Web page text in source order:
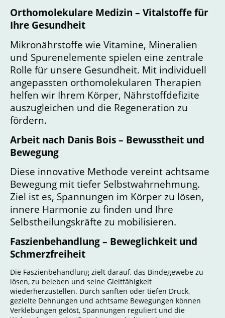
Orthomolekulare Medizin – Vitalstoffe für
Ihre Gesundheit
Mikronährstoffe wie Vitamine, Mineralien
und Spurenelemente spielen eine zentrale
Rolle für unsere Gesundheit. Mit individuell
angepassten orthomolekularen Therapien
helfen wir Ihrem Körper, Nährstoffdefizite
auszugleichen und die Regeneration zu
fördern.
Arbeit nach Danis Bois – Bewusstheit und
Bewegung
Diese innovative Methode vereint achtsame
Bewegung mit tiefer Selbstwahrnehmung.
Ziel ist es, Spannungen im Körper zu lösen,
innere Harmonie zu finden und Ihre
Selbstheilungskräfte zu mobilisieren.
Faszienbehandlung – Beweglichkeit und
Schmerzfreiheit
Die Faszienbehandlung zielt darauf, das Bindegewebe zu
lösen, zu beleben und seine Gleitfähigkeit
wiederherzustellen. Durch sanften oder tiefen Druck,
gezielte Dehnungen und achtsame Bewegungen können
Verklebungen gelöst, Spannungen reguliert und die